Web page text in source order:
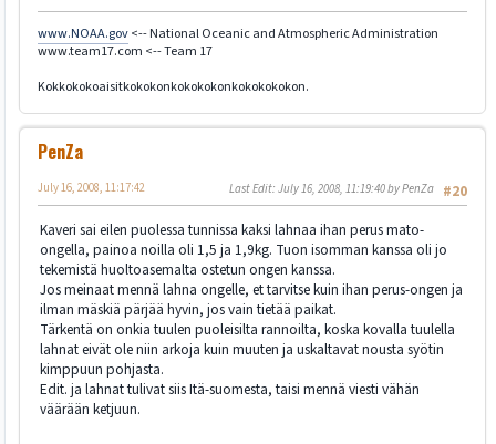
www.NOAA.gov<-- National Oceanic and Atmospheric Administration
www.team17.com <-- Team 17
Kokkokokoaisitkokokonkokokokonkokokokokon.
PenZa
#20
July 16, 2008, 11:17:42 Last Edit: July 16, 2008, 11:19:40 by PenZa
Kaveri sai eilen puolessa tunnissa kaksi lahnaa ihan perus mato-
ongella, painoa noilla oli 1,5 ja 1,9kg. Tuon isomman kanssa oli jo
tekemistä huoltoasemalta ostetun ongen kanssa.
Jos meinaat mennä lahna ongelle, et tarvitse kuin ihan perus-ongen ja
ilman mäskiä pärjää hyvin, jos vain tietää paikat.
Tärkentä on onkia tuulen puoleisilta rannoilta, koska kovalla tuulella
lahnat eivät ole niin arkoja kuin muuten ja uskaltavat nousta syötin
kimppuun pohjasta.
Edit. ja lahnat tulivat siis Itä-suomesta, taisi mennä viesti vähän
väärään ketjuun.